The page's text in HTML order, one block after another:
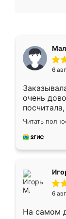
6
очень
Замерщик
делу со
за день,
Читать
6
На самом